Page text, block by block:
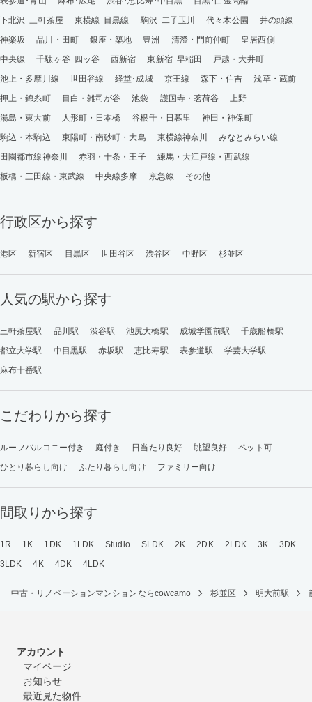
下北沢･三軒茶屋
東横線･目黒線 駒沢･二子玉川 代々木公園
井の頭線
神楽坂
品川・田町 銀座・築地 豊洲 清澄・門前仲町
皇居西側
中央線
千駄ヶ谷･四ッ谷 西新宿 東新宿･早稲田
戸越・大井町
池上・多摩川線
世田谷線 経堂･成城 京王線 森下・住吉
浅草・蔵前
押上・錦糸町
目白・雑司が谷 池袋 護国寺・茗荷谷
上野
湯島・東大前
人形町・日本橋 谷根千・日暮里
神田・神保町
駒込・本駒込
東陽町・南砂町・大島 東横線神奈川
みなとみらい線
田園都市線神奈川
赤羽・十条・王子
練馬・大江戸線・西武線
板橋・三田線・東武線
中央線多摩 京急線 その他
行政区から探す
港区 新宿区 目黒区 世田谷区 渋谷区 中野区 杉並区
人気の駅から探す
三軒茶屋駅 品川駅 渋谷駅 池尻大橋駅 成城学園前駅
千歳船橋駅
都立大学駅
中目黒駅 赤坂駅 恵比寿駅 表参道駅
学芸大学駅
麻布十番駅
こだわりから探す
ルーフバルコニー付き 庭付き 日当たり良好 眺望良好
ペット可
ひとり暮らし向け
ふたり暮らし向け ファミリー向け
間取りから探す
1R 1K 1DK 1LDK Studio SLDK 2K 2DK 2LDK 3K
3DK
3LDK
4K 4DK 4LDK
中古・リノベーションマンションならcowcamo 杉並区 明大前駅
アカウント
マイページ
お知らせ
最近見た物件